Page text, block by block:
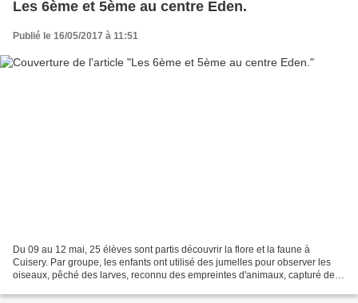
Les 6ème et 5ème au centre Eden.
Publié le 16/05/2017 à 11:51
Du 09 au 12 mai, 25 élèves sont partis découvrir la flore et la faune à
Cuisery. Par groupe, les enfants ont utilisé des jumelles pour observer les
oiseaux, pêché des larves, reconnu des empreintes d'animaux, capturé des